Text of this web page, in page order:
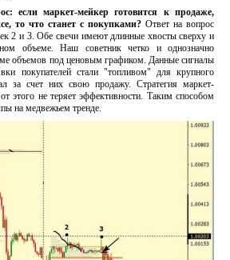
если маркет-мейкер готовится к продаже,
то что станет с покупками? Ответ на вопрос
2 и 3. Обе свечи имеют длинные хвосты сверху и
объеме. Наш советник четко и однозначно
объемов под ценовым графиком. Данные сигналы
покупателей стали "топливом" для крупного
за счет них свою продажу. Стратегия маркет-
этого не теряет эффективности. Таким способом
на медвежьем тренде.